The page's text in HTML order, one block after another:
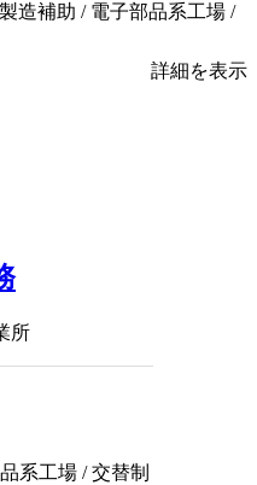
造補助 / 電子部品系工場 /
詳細を表示
所
系工場 / 交替制